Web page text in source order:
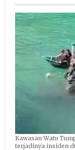
Kawasan Watu
terjadinya insiden